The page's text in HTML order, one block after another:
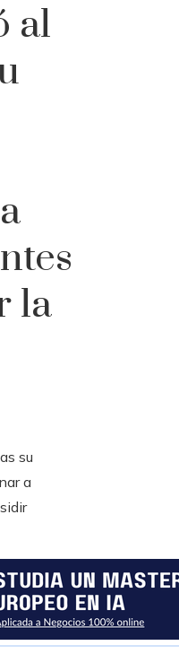
al
la